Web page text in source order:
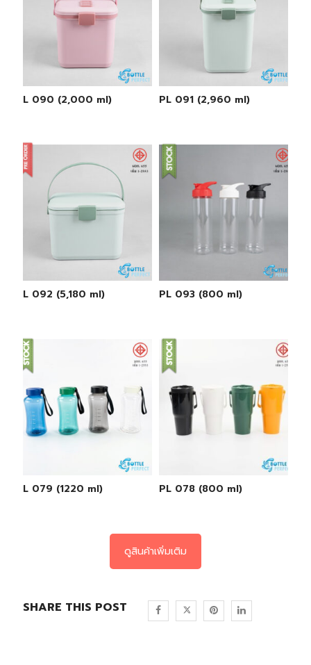
PL 090 (2,000 ml) PL 091 (2,960 ml)
PL 092 (5,180 ml) PL 093 (800 ml)
PL 079 (1220 ml) PL 078 (800 ml)
ดูสินค้าเพิ่มเติม
SHARE THIS POST